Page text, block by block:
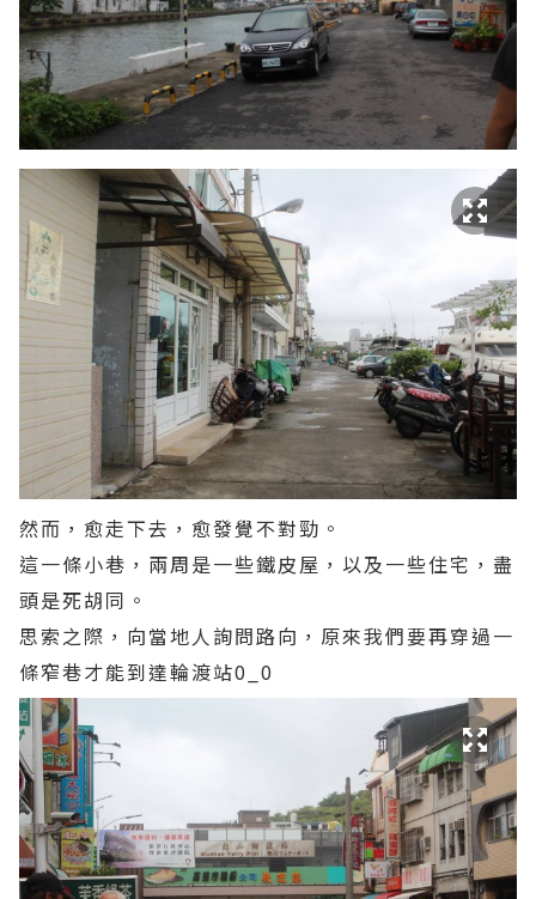
然而，愈走下去，愈發覺不對勁。
這一條小巷，兩周是一些鐵皮屋，以及一些住宅，盡
頭是死胡同。
思索之際，向當地人詢問路向，原來我們要再穿過一
條窄巷才能到達輪渡站0_0